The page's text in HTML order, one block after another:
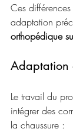
Ces
adaptation
orthopédique
Adaptation
Le travail du
intégrer des
la chaussure :